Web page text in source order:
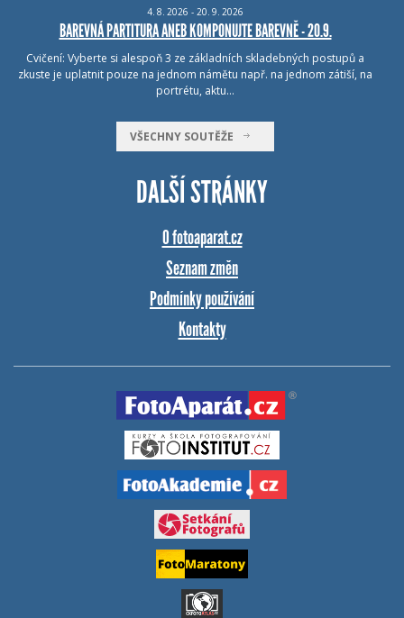
4. 8. 2026 - 20. 9. 2026
BAREVNÁ PARTITURA ANEB KOMPONUJTE BAREVNĚ - 20.9.
Cvičení: Vyberte si alespoň 3 ze základních skladebných postupů a
zkuste je uplatnit pouze na jednom námětu např. na jednom zátiší, na
portrétu, aktu…
VŠECHNY SOUTĚŽE
DALŠÍ STRÁNKY
O fotoaparat.cz
Seznam změn
Podmínky používání
Kontakty